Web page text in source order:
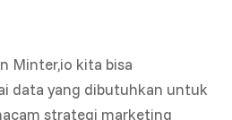
Minter,io kita bisa
data yang dibutuhkan untuk
strategi marketing